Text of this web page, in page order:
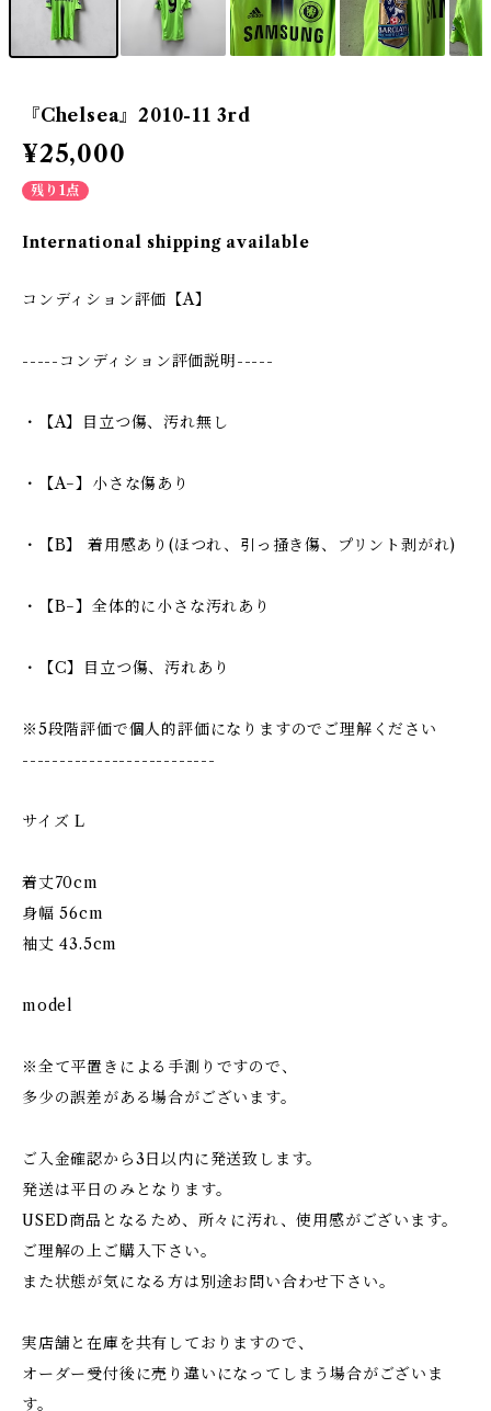
『Chelsea』2010-11 3rd
¥25,000
残り1点
International shipping available
コンディション評価【A】
-----コンディション評価説明-----
・【A】目立つ傷、汚れ無し
・【A−】小さな傷あり
・【B】 着用感あり(ほつれ、引っ掻き傷、プリント剥がれ)
・【B−】全体的に小さな汚れあり
・【C】目立つ傷、汚れあり
※5段階評価で個人的評価になりますのでご理解ください
--------------------------
サイズ L
着丈70cm
身幅 56cm
袖丈 43.5cm
model
※全て平置きによる手測りですので、
多少の誤差がある場合がございます。
ご入金確認から3日以内に発送致します。
発送は平日のみとなります。
USED商品となるため、所々に汚れ、使用感がございます。
ご理解の上ご購入下さい。
また状態が気になる方は別途お問い合わせ下さい。
実店舗と在庫を共有しておりますので、
オーダー受付後に売り違いになってしまう場合がございま
す。